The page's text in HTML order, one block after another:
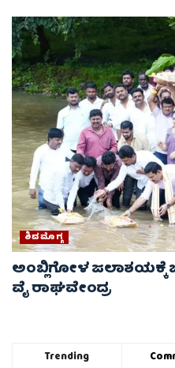
ಶಿವಮೊಗ್ಗ
ಅಂಬ್ಲಿಗೋಳ ಜಲಾಶಯಕ್ಕೆ
ವೈ ರಾಘವೇಂದ್ರ
Trending